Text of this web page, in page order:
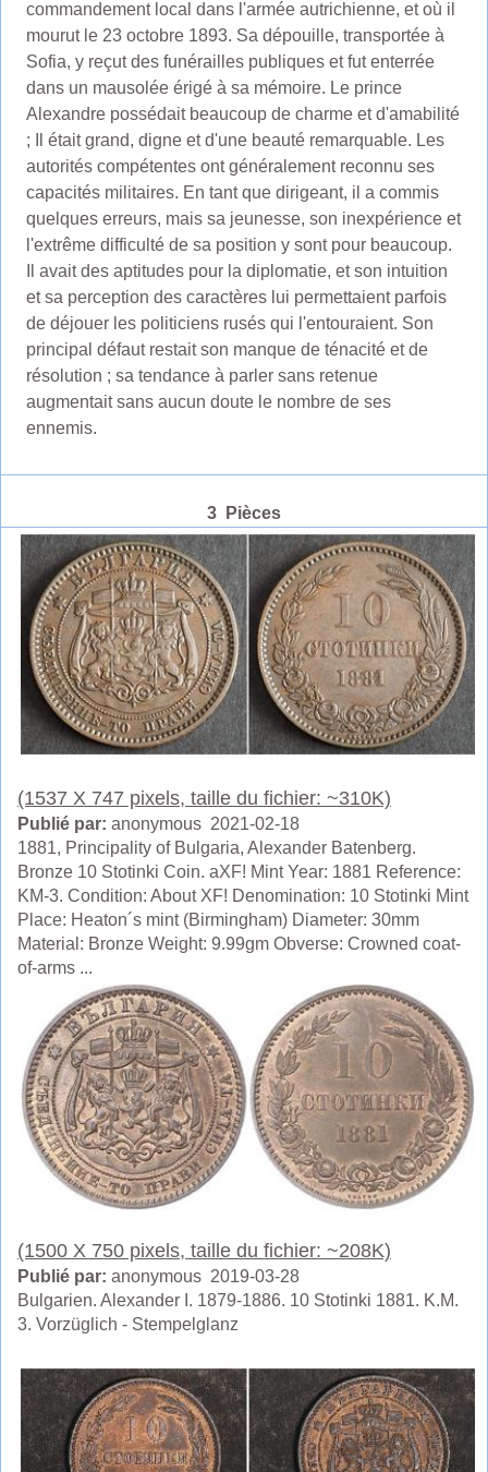
commandement local dans l'armée autrichienne, et où il
mourut le 23 octobre 1893. Sa dépouille, transportée à
Sofia, y reçut des funérailles publiques et fut enterrée
dans un mausolée érigé à sa mémoire. Le prince
Alexandre possédait beaucoup de charme et d'amabilité
; Il était grand, digne et d'une beauté remarquable. Les
autorités compétentes ont généralement reconnu ses
capacités militaires. En tant que dirigeant, il a commis
quelques erreurs, mais sa jeunesse, son inexpérience et
l'extrême difficulté de sa position y sont pour beaucoup.
Il avait des aptitudes pour la diplomatie, et son intuition
et sa perception des caractères lui permettaient parfois
de déjouer les politiciens rusés qui l'entouraient. Son
principal défaut restait son manque de ténacité et de
résolution ; sa tendance à parler sans retenue
augmentait sans aucun doute le nombre de ses
ennemis.
3 Pièces
(1537 X 747 pixels, taille du fichier: ~310K)
Publié par: anonymous 2021-02-18
1881, Principality of Bulgaria, Alexander Batenberg.
Bronze 10 Stotinki Coin. aXF! Mint Year: 1881 Reference:
KM-3. Condition: About XF! Denomination: 10 Stotinki Mint
Place: Heaton´s mint (Birmingham) Diameter: 30mm
Material: Bronze Weight: 9.99gm Obverse: Crowned coat-
of-arms ...
(1500 X 750 pixels, taille du fichier: ~208K)
Publié par: anonymous 2019-03-28
Bulgarien. Alexander I. 1879-1886. 10 Stotinki 1881. K.M.
3. Vorzüglich - Stempelglanz